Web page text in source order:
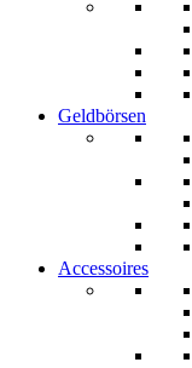
Geldbörsen
Accessoires